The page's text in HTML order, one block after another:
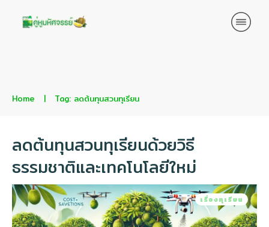
Home | Tag: ลดต้นทุนสวนทุเรียน
ลดต้นทุนสวนทุเรียนด้วยวิธี
ธรรมชาติและเทคโนโลยีใหม่
เรื่องทุเรียน